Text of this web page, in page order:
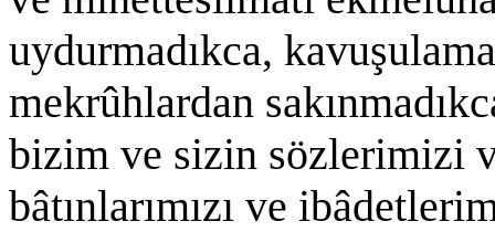
uydurmadıkca,
mekrûhlardan
bizim ve sizin sözlerimizi
bâtınlarımızı ve